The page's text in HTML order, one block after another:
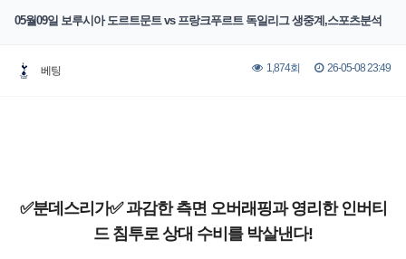
05월09일 보루시아 도르트문트 vs 프랑크푸르트 독일리그 생중계,스포츠분석
베팅 1,874회 26-05-08 23:49
✅분데스리가✅ 과감한 측면 오버래핑과 영리한 인버티
드 침투로 상대 수비를 박살낸다!